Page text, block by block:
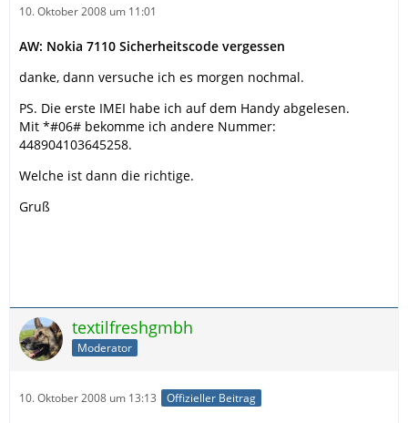
10. Oktober 2008 um 11:01
AW: Nokia 7110 Sicherheitscode vergessen
danke, dann versuche ich es morgen nochmal.
PS. Die erste IMEI habe ich auf dem Handy abgelesen.
Mit *#06# bekomme ich andere Nummer:
448904103645258.
Welche ist dann die richtige.
Gruß
textilfreshgmbh
Moderator
10. Oktober 2008 um 13:13 Offizieller Beitrag